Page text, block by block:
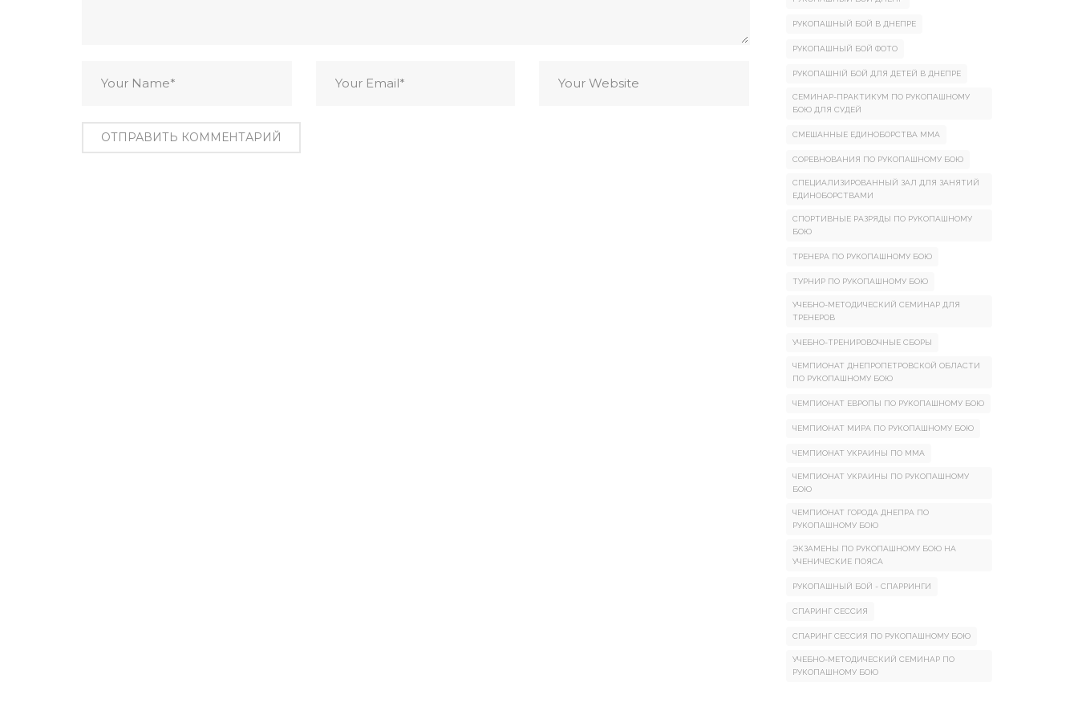
РУКОПАШНЫЙ БОЙ В ДНЕПРЕ
РУКОПАШНЫЙ БОЙ ФОТО
РУКОПАШНІЙ БОЙ ДЛЯ ДЕТЕЙ В ДНЕПРЕ
СЕМИНАР-ПРАКТИКУМ ПО РУКОПАШНОМУ
БОЮ ДЛЯ СУДЕЙ
СМЕШАННЫЕ ЕДИНОБОРСТВА ММА
СОРЕВНОВАНИЯ ПО РУКОПАШНОМУ БОЮ
СПЕЦИАЛИЗИРОВАННЫЙ ЗАЛ ДЛЯ ЗАНЯТИЙ
ЕДИНОБОРСТВАМИ
СПОРТИВНЫЕ РАЗРЯДЫ ПО РУКОПАШНОМУ
БОЮ
ТРЕНЕРА ПО РУКОПАШНОМУ БОЮ
ТУРНИР ПО РУКОПАШНОМУ БОЮ
УЧЕБНО-МЕТОДИЧЕСКИЙ СЕМИНАР ДЛЯ
ТРЕНЕРОВ
УЧЕБНО-ТРЕНИРОВОЧНЫЕ СБОРЫ
ЧЕМПИОНАТ ДНЕПРОПЕТРОВСКОЙ ОБЛАСТИ
ПО РУКОПАШНОМУ БОЮ
ЧЕМПИОНАТ ЕВРОПЫ ПО РУКОПАШНОМУ БОЮ
ЧЕМПИОНАТ МИРА ПО РУКОПАШНОМУ БОЮ
ЧЕМПИОНАТ УКРАИНЫ ПО ММА
ЧЕМПИОНАТ УКРАИНЫ ПО РУКОПАШНОМУ
БОЮ
ЧЕМПИОНАТ ГОРОДА ДНЕПРА ПО
РУКОПАШНОМУ БОЮ
ЭКЗАМЕНЫ ПО РУКОПАШНОМУ БОЮ НА
УЧЕНИЧЕСКИЕ ПОЯСА
РУКОПАШНЫЙ БОЙ - СПАРРИНГИ
СПАРИНГ СЕССИЯ
СПАРИНГ СЕССИЯ ПО РУКОПАШНОМУ БОЮ
УЧЕБНО-МЕТОДИЧЕСКИЙ СЕМИНАР ПО
РУКОПАШНОМУ БОЮ